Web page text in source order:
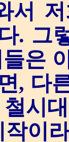
서
. 그
은
, 다
철시
작이